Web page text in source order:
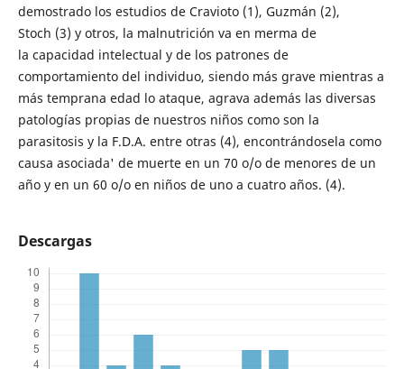
demostrado los estudios de Cravioto (1), Guzmán (2),
Stoch (3) y otros, la malnutrición va en merma de
la capacidad intelectual y de los patrones de
comportamiento del individuo, siendo más grave mientras a
más temprana edad lo ataque, agrava además las diversas
patologías propias de nuestros niños como son la
parasitosis y la F.D.A. entre otras (4), encontrándosela como
causa asociada' de muerte en un 70 o/o de menores de un
año y en un 60 o/o en niños de uno a cuatro años. (4).
Descargas